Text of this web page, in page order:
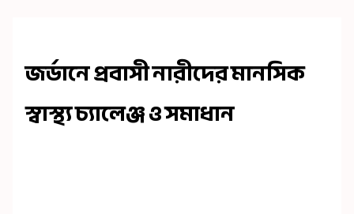
জর্ডানে প্রবাসী নারীদের মানসিক
স্বাস্থ্য চ্যালেঞ্জ ও সমাধান